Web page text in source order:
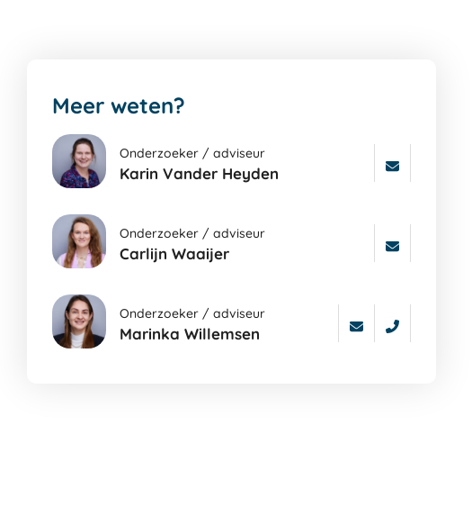
Meer weten?
Onderzoeker / adviseur
Karin Vander Heyden
Onderzoeker / adviseur
Carlijn Waaijer
Onderzoeker / adviseur
Marinka Willemsen